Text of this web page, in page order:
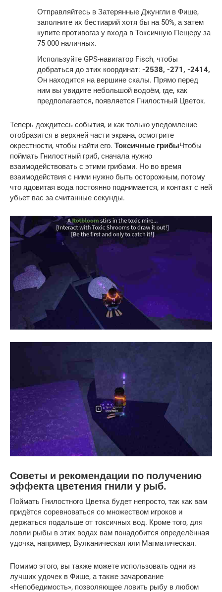
Отправляйтесь в Затерянные Джунгли в Фише,
заполните их бестиарий хотя бы на 50%, а затем
купите противогаз у входа в Токсичную Пещеру за
75 000 наличных.
Используйте GPS-навигатор Fisch, чтобы
добраться до этих координат: -2538, -271, -2414,
Он находится на вершине скалы. Прямо перед
ним вы увидите небольшой водоём, где, как
предполагается, появляется Гнилостный Цветок.
Теперь дождитесь события, и как только уведомление
отобразится в верхней части экрана, осмотрите
окрестности, чтобы найти его. Токсичные грибыЧтобы
поймать Гнилостный гриб, сначала нужно
взаимодействовать с этими грибами. Но во время
взаимодействия с ними нужно быть осторожным, потому
что ядовитая вода постоянно поднимается, и контакт с ней
убьет вас за считанные секунды.
Советы и рекомендации по получению
эффекта цветения гнили у рыб.
Поймать Гнилостного Цветка будет непросто, так как вам
придётся соревноваться со множеством игроков и
держаться подальше от токсичных вод. Кроме того, для
ловли рыбы в этих водах вам понадобится определённая
удочка, например, Вулканическая или Магматическая.
Помимо этого, вы также можете использовать одни из
лучших удочек в Фише, а также зачарование
«Непобедимость», позволяющее ловить рыбу в любом